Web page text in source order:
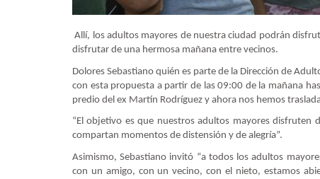
Allí, los adultos mayores de nuestra ciudad podrán
disfrutar de una hermosa mañana entre vecinos.
Dolores Sebastiano quién es parte de la Dirección de
con esta propuesta a partir de las 09:00 de la mañana
predio del ex Martín Rodríguez y ahora nos hemos
“El objetivo es que nuestros adultos mayores disfruten
compartan momentos de distensión y de alegría”.
Asimismo, Sebastiano invitó “a todos los adultos
con un amigo, con un vecino, con el nieto, estamos